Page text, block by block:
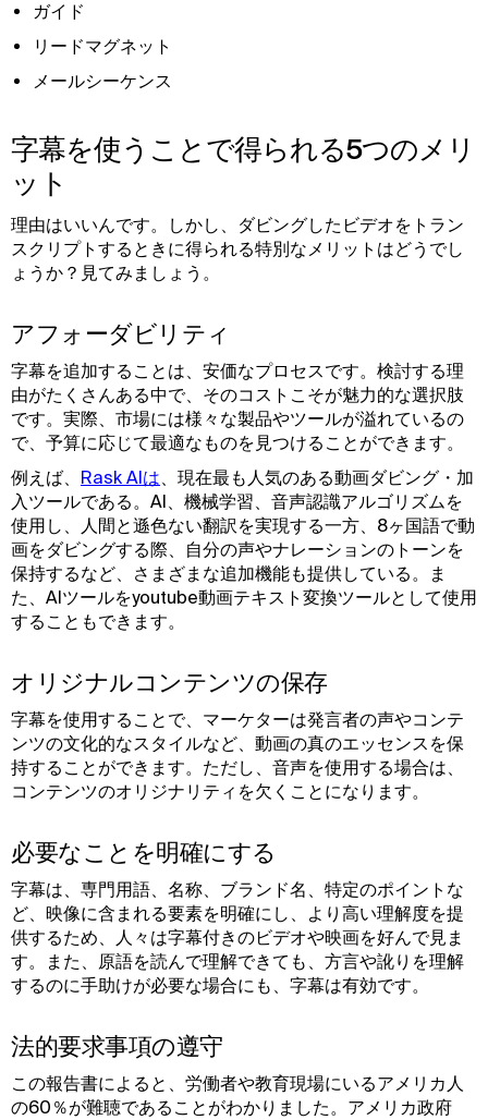
ガイド
リードマグネット
メールシーケンス
字幕を使うことで得られる5つのメリ
ット
理由はいいんです。しかし、ダビングしたビデオをトラン
スクリプトするときに得られる特別なメリットはどうでし
ょうか？見てみましょう。
アフォーダビリティ
字幕を追加することは、安価なプロセスです。検討する理
由がたくさんある中で、そのコストこそが魅力的な選択肢
です。実際、市場には様々な製品やツールが溢れているの
で、予算に応じて最適なものを見つけることができます。
例えば、 Rask AIは 、現在最も人気のある動画ダビング・加
入ツールである。AI、機械学習、音声認識アルゴリズムを
使用し、人間と遜色ない翻訳を実現する一方、8ヶ国語で動
画をダビングする際、自分の声やナレーションのトーンを
保持するなど、さまざまな追加機能も提供している。ま
た、AIツールをyoutube動画テキスト変換ツールとして使用
することもできます。
オリジナルコンテンツの保存
字幕を使用することで、マーケターは発言者の声やコンテ
ンツの文化的なスタイルなど、動画の真のエッセンスを保
持することができます。ただし、音声を使用する場合は、
コンテンツのオリジナリティを欠くことになります。
必要なことを明確にする
字幕は、専門用語、名称、ブランド名、特定のポイントな
ど、映像に含まれる要素を明確にし、より高い理解度を提
供するため、人々は字幕付きのビデオや映画を好んで見ま
す。また、原語を読んで理解できても、方言や訛りを理解
するのに手助けが必要な場合にも、字幕は有効です。
法的要求事項の遵守
この報告書によると、労働者や教育現場にいるアメリカ人
の60％が難聴であることがわかりました。アメリカ政府